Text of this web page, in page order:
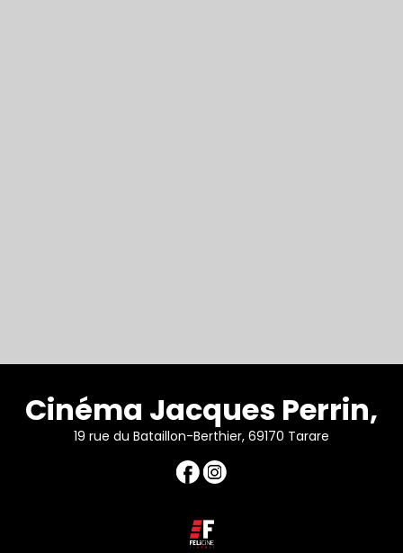
Cinéma Jacques Perrin,
19 rue du Bataillon-Berthier, 69170 Tarare